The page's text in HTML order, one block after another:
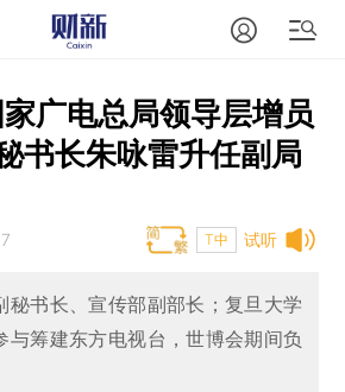
广电总局领导层增员
书长朱咏雷升任副局
试听
T中
秘书长、宣传部副部长；复旦大学
与筹建东方电视台，世博会期间负